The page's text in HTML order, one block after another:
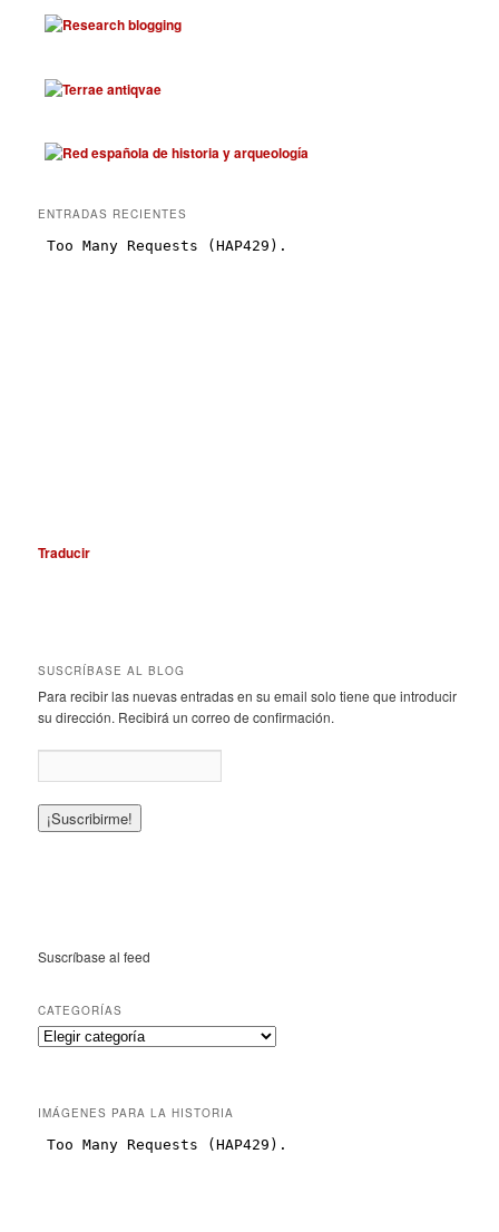
ENTRADAS RECIENTES
Traducir
SUSCRÍBASE AL BLOG
Para recibir las nuevas entradas en su email solo tiene que introducir
su dirección. Recibirá un correo de confirmación.
Suscríbase al feed
CATEGORÍAS
IMÁGENES PARA LA HISTORIA